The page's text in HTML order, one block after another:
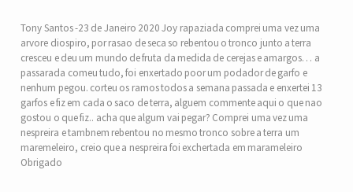
Tony Santos -23 de Janeiro 2020 Joy rapaziada comprei uma vez uma
arvore diospiro, por rasao de seca so rebentou o tronco junto a terra
cresceu e deu um mundo de fruta da medida de cerejas e amargos… a
passarada comeu tudo, foi enxertado poor um podador de garfo e
nenhum pegou. corteu os ramos todos a semana passada e enxertei 13
garfos e fiz em cada o saco de terra, alguem commente aqui o que nao
gostou o que fiz.. acha que algum vai pegar? Comprei uma vez uma
nespreira e tambnem rebentou no mesmo tronco sobre a terra um
maremeleiro, creio que a nespreira foi exchertada em marameleiro
Obrigado